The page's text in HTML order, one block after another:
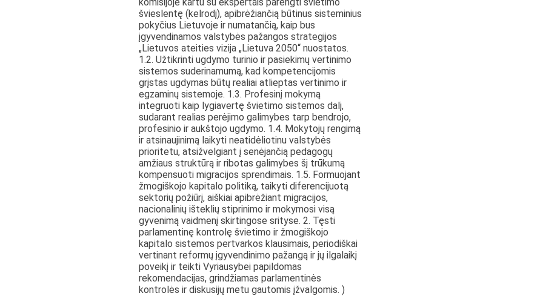
švieslentę (kelrodį), apibrėžiančią būtinus sisteminius
pokyčius Lietuvoje ir numatančią, kaip bus
įgyvendinamos valstybės pažangos strategijos
„Lietuvos ateities vizija „Lietuva 2050“ nuostatos.
1.2. Užtikrinti ugdymo turinio ir pasiekimų vertinimo
sistemos suderinamumą, kad kompetencijomis
grįstas ugdymas būtų realiai atlieptas vertinimo ir
egzaminų sistemoje. 1.3. Profesinį mokymą
integruoti kaip lygiavertę švietimo sistemos dalį,
sudarant realias perėjimo galimybes tarp bendrojo,
profesinio ir aukštojo ugdymo. 1.4. Mokytojų rengimą
ir atsinaujinimą laikyti neatidėliotinu valstybės
prioritetu, atsižvelgiant į senėjančią pedagogų
amžiaus struktūrą ir ribotas galimybes šį trūkumą
kompensuoti migracijos sprendimais. 1.5. Formuojant
žmogiškojo kapitalo politiką, taikyti diferencijuotą
sektorių požiūrį, aiškiai apibrėžiant migracijos,
nacionalinių išteklių stiprinimo ir mokymosi visą
gyvenimą vaidmenį skirtingose srityse. 2. Tęsti
parlamentinę kontrolę švietimo ir žmogiškojo
kapitalo sistemos pertvarkos klausimais, periodiškai
vertinant reformų įgyvendinimo pažangą ir jų ilgalaikį
poveikį ir teikti Vyriausybei papildomas
rekomendacijas, grindžiamas parlamentinės
kontrolės ir diskusijų metu gautomis įžvalgomis. )